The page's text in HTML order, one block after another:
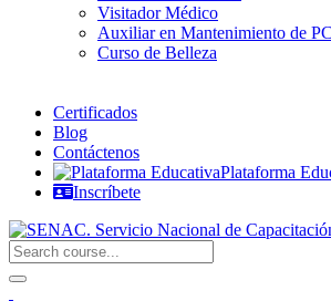
Visitador Médico
Auxiliar en Mantenimiento de
Curso de Belleza
Certificados
Blog
Contáctenos
Plataforma
Inscríbete